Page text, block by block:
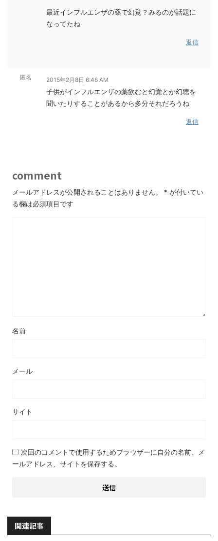
最近インフルエンザの薬で幻覚？みるのが話題に
なってたね
返信
匿名 2015年2月8日 6:46 AM
子供がインフルエンザの薬飲むと幻覚とか幻聴を
聞いたりすることがあるから多分それだろうね
返信
comment
メールアドレスが公開されることはありません。 * が付いてい
る欄は必須項目です
名前
メール
サイト
次回のコメントで使用するためブラウザーに自分の名前、メ
ールアドレス、サイトを保存する。
関連記事